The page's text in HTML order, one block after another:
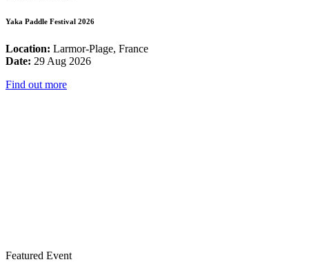
Yaka Paddle Festival 2026
Location: Larmor-Plage, France
Date: 29 Aug 2026
Find out more
Featured Event